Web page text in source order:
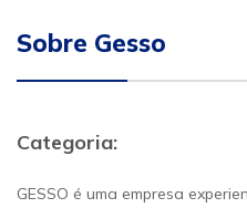
Sobre Gesso
Categoria:
GESSO é uma empresa